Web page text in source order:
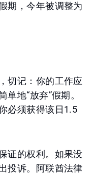
期，今年被调整为
切记：你的工作应
地“放弃”假期。
必须获得该日1.5
证的权利。如果没
投诉。阿联酋法律